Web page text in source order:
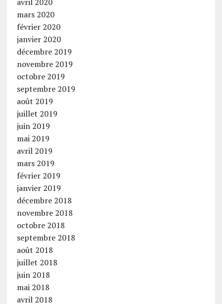
mars 2020
février 2020
janvier 2020
décembre 2019
novembre 2019
octobre 2019
septembre 2019
août 2019
juillet 2019
juin 2019
mai 2019
avril 2019
mars 2019
février 2019
janvier 2019
décembre 2018
novembre 2018
octobre 2018
septembre 2018
août 2018
juillet 2018
juin 2018
mai 2018
avril 2018